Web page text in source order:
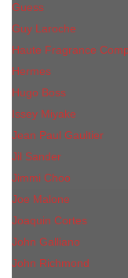
Guess
Guy Laroche
Haute Fragrance
Hermes
Hugo Boss
Issey Miyake
Jean Paul Gaultier
Jil Sander
Jimmi Choo
Jое Malоnе
Joaquin Cortes
John Galliano
John Richmond